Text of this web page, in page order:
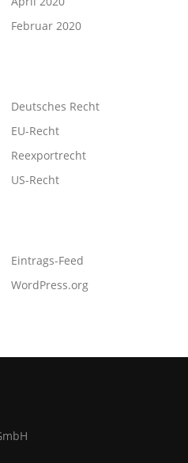
Februar 2020
Deutsches Recht
EU-Recht
Reexportrecht
US-Recht
Eintrags-Feed
WordPress.org